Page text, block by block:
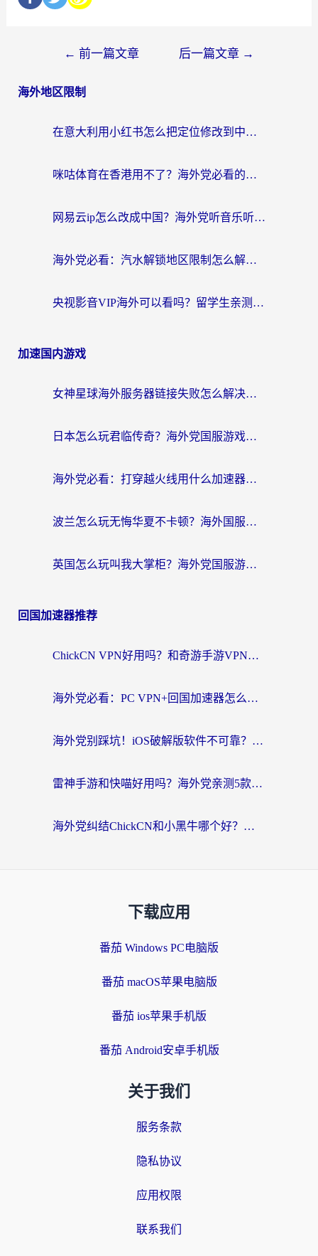
← 前一篇文章 后一篇文章 →
海外地区限制
在意大利用小红书怎么把定位修改到中国国内？3个实用技巧+1个靠谱工具帮你搞定
咪咕体育在香港用不了？海外党必看的回国加速器选择指南（附3个真实场景解决方案）
网易云ip怎么改成中国？海外党听音乐听书的无痛解决方案
海外党必看：汽水解锁地区限制怎么解除？3招解决国内影音&生活服务难题
央视影音VIP海外可以看吗？留学生亲测有效的回国加速器选择指南
加速国内游戏
女神星球海外服务器链接失败怎么解决？海外党国服游戏加速避坑指南
日本怎么玩君临传奇？海外党国服游戏加速避坑指南（附菲律宾欧洲玩家实测）
海外党必看：打穿越火线用什么加速器？解决延迟卡顿，还能玩奇妙拼图世界和第五人格
波兰怎么玩无悔华夏不卡顿？海外国服游戏加速器终极指南（附征途2萤火突击解决方案）
英国怎么玩叫我大掌柜？海外党国服游戏加速避坑指南（附实测推荐）
回国加速器推荐
ChickCN VPN好用吗？和奇游手游VPN对比哪个回国效果更好？海外党亲测实用指南
海外党必看：PC VPN+回国加速器怎么选？无缝访问国内资源全攻略
海外党别踩坑！iOS破解版软件不可靠？教你选对回国加速器无缝看国内资源
雷神手游和快喵好用吗？海外党亲测5款回国加速器，附斧牛Bling对比+微信视频号解决办法
海外党纠结ChickCN和小黑牛哪个好？一篇帮你选对回国加速器的实用指南
下载应用
番茄 Windows PC电脑版
番茄 macOS苹果电脑版
番茄 ios苹果手机版
番茄 Android安卓手机版
关于我们
服务条款
隐私协议
应用权限
联系我们